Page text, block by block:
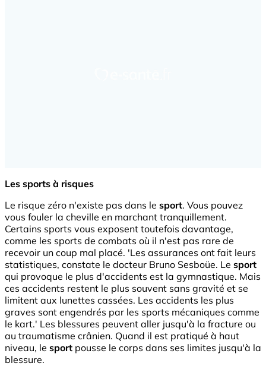
Les sports à risques
Le risque zéro n'existe pas dans le sport. Vous pouvez
vous fouler la cheville en marchant tranquillement.
Certains sports vous exposent toutefois davantage,
comme les sports de combats où il n'est pas rare de
recevoir un coup mal placé. 'Les assurances ont fait leurs
statistiques, constate le docteur Bruno Sesboüe. Le sport
qui provoque le plus d'accidents est la gymnastique. Mais
ces accidents restent le plus souvent sans gravité et se
limitent aux lunettes cassées. Les accidents les plus
graves sont engendrés par les sports mécaniques comme
le kart.' Les blessures peuvent aller jusqu'à la fracture ou
au traumatisme crânien. Quand il est pratiqué à haut
niveau, le sport pousse le corps dans ses limites jusqu'à la
blessure.